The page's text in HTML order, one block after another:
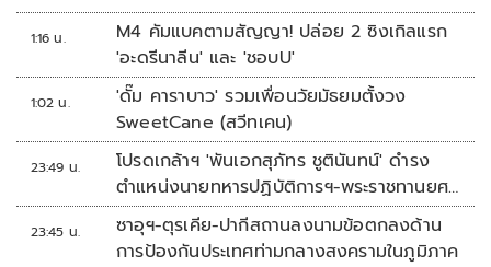
1:16 น.
M4 คัมแบคตามสัญญา! ปล่อย 2 ซิงเกิลแรก
'อะดรีนาลีน' และ 'ชอบU'
1:02 น.
'ดั๊ม คาราบาว' รวมเพื่อนวัยมัธยมตั้งวง
SweetCane (สวีทเคน)
23:49 น.
โปรดเกล้าฯ 'พันเอกสุภัทร ชูตินันทน์' ดำรง
ตำแหน่งนายทหารปฏิบัติการฯ-พระราชทานยศ
'พลตรี'
23:45 น.
ซาอุฯ-ตุรเคีย-ปากีสถานลงนามข้อตกลงด้าน
การป้องกันประเทศท่ามกลางสงครามในภูมิภาค